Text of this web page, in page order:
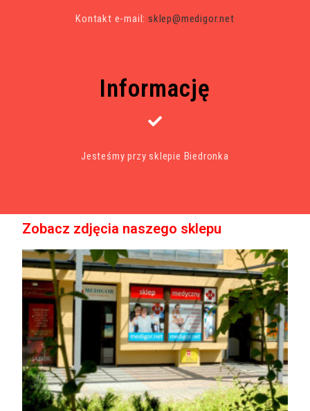
Kontakt e-mail:sklep@medigor.net
Informację
Jesteśmy przy sklepie Biedronka
Zobacz zdjęcia naszego sklepu